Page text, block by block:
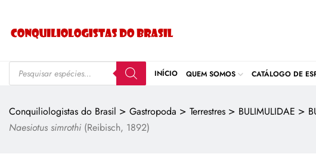
INÍCIO QUEM SOMOS CATÁLOGO DE
Conquiliologistas do Brasil > Gastropoda > Terrestres > BULIMULIDAE >
Naesiotus simrothi (Reibisch, 1892)